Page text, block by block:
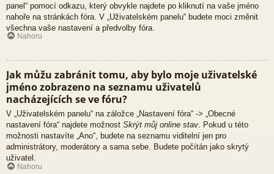
panel“ pomocí odkazu, který obvykle najdete po kliknutí na vaše jméno
nahoře na stránkách fóra. V „Uživatelském panelu“ budete moci změnit
všechna vaše nastavení a předvolby fóra.
Nahoru
Jak můžu zabránit tomu, aby bylo moje uživatelské
jméno zobrazeno na seznamu uživatelů
nacházejících se ve fóru?
V „Uživatelském panelu“ na záložce „Nastavení fóra“ -> „Obecné
nastavení fóra“ najdete možnost Skrýt můj online stav. Pokud u této
možnosti nastavíte „Ano“, budete na seznamu viditelní jen pro
administrátory, moderátory a sama sebe. Budete počítán jako skrytý
uživatel.
Nahoru